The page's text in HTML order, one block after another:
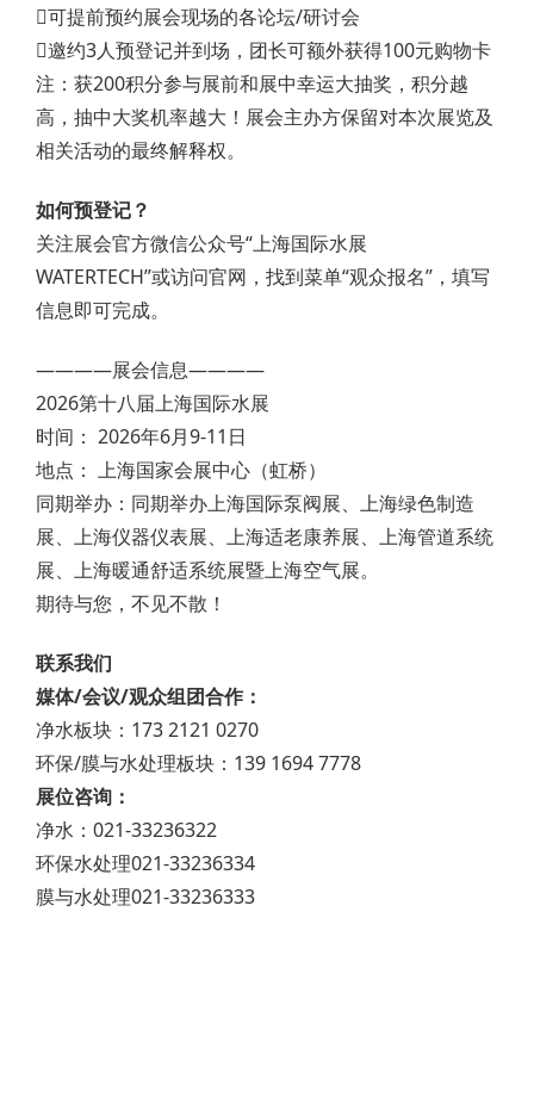
可提前预约展会现场的各论坛/研讨会
邀约3人预登记并到场，团长可额外获得100元购物卡
注：获200积分参与展前和展中幸运大抽奖，积分越
高，抽中大奖机率越大！展会主办方保留对本次展览及
相关活动的最终解释权。
如何预登记？
关注展会官方微信公众号“上海国际水展
WATERTECH”或访问官网，找到菜单“观众报名”，填写
信息即可完成。
————展会信息————
2026第十八届上海国际水展
时间： 2026年6月9-11日
地点： 上海国家会展中心（虹桥）
同期举办：同期举办上海国际泵阀展、上海绿色制造
展、上海仪器仪表展、上海适老康养展、上海管道系统
展、上海暖通舒适系统展暨上海空气展。
期待与您，不见不散！
联系我们
媒体/会议/观众组团合作：
净水板块：173 2121 0270
环保/膜与水处理板块：139 1694 7778
展位咨询：
净水：021-33236322
环保水处理021-33236334
膜与水处理021-33236333